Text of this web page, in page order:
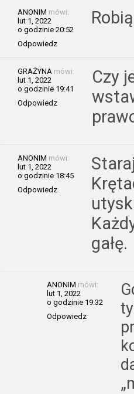
ANONIM mówi:
lut 1, 2022
o godzinie 20:52
Odpowiedz
GRAŻYNA mówi:
lut 1, 2022
o godzinie 19:41
Odpowiedz
Czy
ANONIM mówi:
lut 1, 2022
o godzinie 18:45
Odpowiedz
gałę.
ANONIM mówi:
lut 1, 2022
o godzinie 19:32
Odpowiedz